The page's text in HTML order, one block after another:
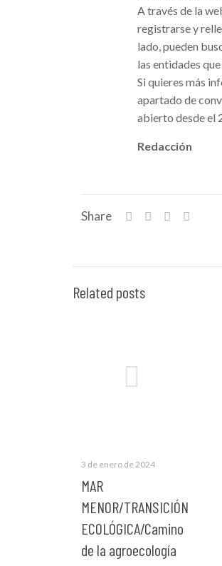
A través de la
registrarse y
lado, pueden
las entidades
Si quieres más
apartado de
abierto desde el
Redacción
Share
Related posts
3 de enero de 2024
MAR
MENOR/TRANSICIÓN
ECOLÓGICA/Camino
de la agroecología